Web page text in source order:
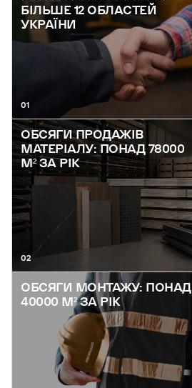
БІЛЬШЕ 12 ОБЛАСТЕЙ
УКРАЇНИ
01
ОБСЯГИ ПРОДАЖІВ
МАТЕРІАЛУ: ПОНАД 78000
М² ЗА РІК
02
ОБСЯГИ МОНТАЖУ: ПОНАД
40000 М² ЗА РІК